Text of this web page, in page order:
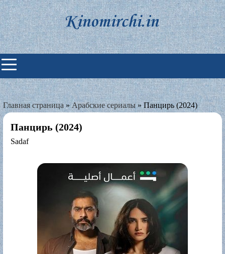
Skip
to
content
Индийские фильмы смотреть
онлайн
Главная страница»Арабские сериалы»Панцирь (2024)
Панцирь (2024)
Sadaf